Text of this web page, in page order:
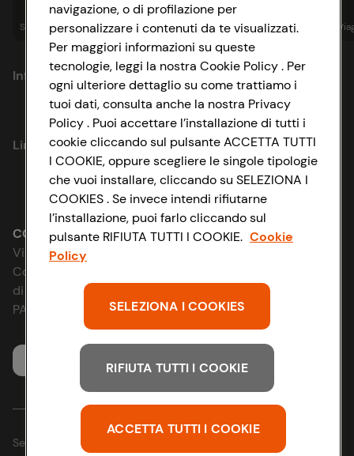
Spesa online Assicurazioni Sapori& Istituzionale
Informazioni
Privacy Policy
Cookie Policy
Impostazioni Cookie
Accessibilità
D&I e Parità di Genere
Strategia Fiscale
Link utili
Lavora con noi
Le cooperative
News & Approfondimenti
Richiami prodotto
Whistleblowing
CONAD SOCIETÀ COOPERATIVA
Via Michelino, 59 | 40127 BOLOGNA
Codice Fiscale e Registro Imprese
di Bologna 00865960157
PARTITA IVA 03320960374
Servizio clienti
Seguici sui Social:
navigazione, o di profilazione per
personalizzare i contenuti da te visualizzati.
Per maggiori informazioni su queste
tecnologie, leggi la nostra Cookie Policy . Per
ogni ulteriore dettaglio su come trattiamo i
tuoi dati, consulta anche la nostra Privacy
Policy . Puoi accettare l’installazione di tutti i
cookie cliccando sul pulsante ACCETTA TUTTI
I COOKIE, oppure scegliere le singole tipologie
che vuoi installare, cliccando su SELEZIONA I
COOKIES . Se invece intendi rifiutarne
l’installazione, puoi farlo cliccando sul
pulsante RIFIUTA TUTTI I COOKIE. Cookie
Policy
SELEZIONA I COOKIES
RIFIUTA TUTTI I COOKIE
ACCETTA TUTTI I COOKIE